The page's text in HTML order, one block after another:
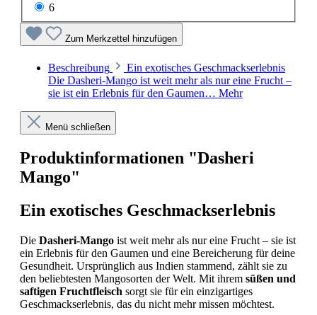
6
Zum Merkzettel hinzufügen
Beschreibung
Ein exotisches Geschmackserlebnis
Die Dasheri-Mango ist weit mehr als nur eine Frucht –
sie ist ein Erlebnis für den Gaumen… Mehr
Menü schließen
Produktinformationen "Dasheri
Mango"
Ein exotisches Geschmackserlebnis
Die Dasheri-Mango ist weit mehr als nur eine Frucht – sie ist
ein Erlebnis für den Gaumen und eine Bereicherung für deine
Gesundheit. Ursprünglich aus Indien stammend, zählt sie zu
den beliebtesten Mangosorten der Welt. Mit ihrem süßen und
saftigen Fruchtfleisch sorgt sie für ein einzigartiges
Geschmackserlebnis, das du nicht mehr missen möchtest.